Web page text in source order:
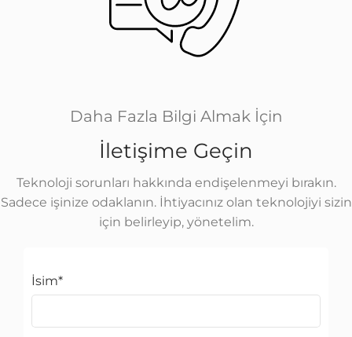
Daha Fazla Bilgi Almak İçin
İletişime Geçin
Teknoloji sorunları hakkında endişelenmeyi bırakın.
Sadece işinize odaklanın. İhtiyacınız olan teknolojiyi sizin
için belirleyip, yönetelim.
İsim*